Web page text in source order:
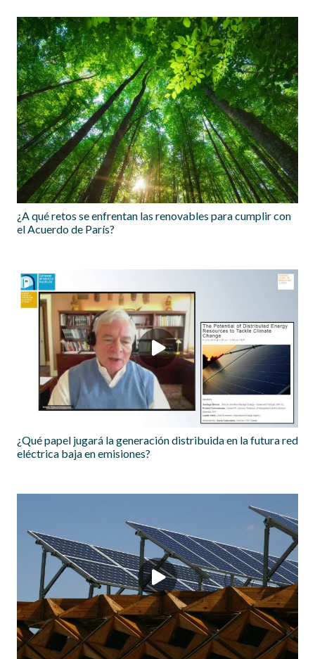
¿A qué retos se enfrentan las renovables para cumplir con
el Acuerdo de París?
¿Qué papel jugará la generación distribuida en la futura red
eléctrica baja en emisiones?